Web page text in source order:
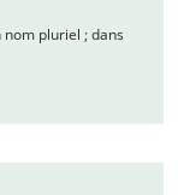
pluriel ; dans